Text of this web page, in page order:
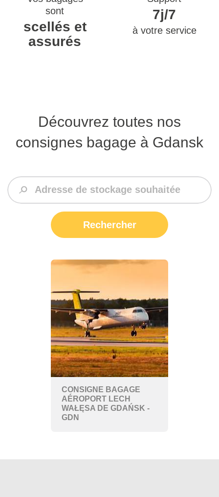
sont
scellés et
assurés
7j/7
à votre service
Découvrez toutes nos
consignes bagage à Gdansk
Rechercher
CONSIGNE BAGAGE
AÉROPORT LECH
WAŁĘSA DE GDAŃSK -
GDN